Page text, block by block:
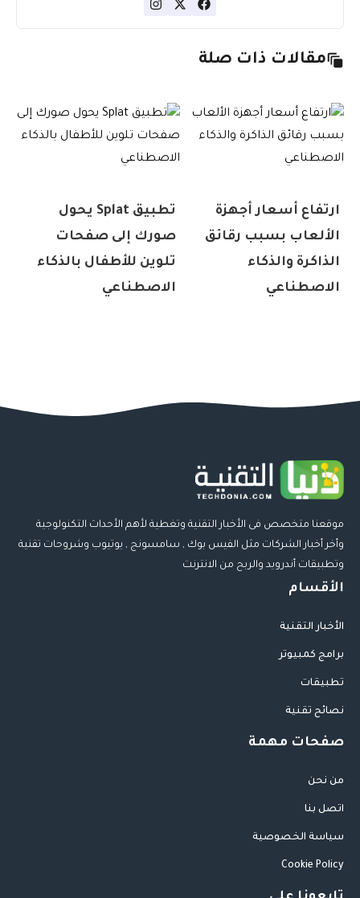
مقالات ذات صلة
ارتفاع أسعار أجهزة
الألعاب بسبب رقائق
الذاكرة والذكاء
الاصطناعي
تطبيق Splat يحول
صورك إلى صفحات
تلوين للأطفال بالذكاء
الاصطناعي
موقعنا متخصص فى الأخبار التقنية وتغطية لأهم الأحداث التكنولوجية
وأخر أخبار الشركات مثل الفيس بوك , سامسونج , يوتيوب وشروحات تقنية
وتطبيقات أندرويد والربح من الانترنت
الأقسام
الأخبار التقنية
برامج كمبيوتر
تطبيقات
نصائح تقنية
صفحات مهمة
من نحن
اتصل بنا
سياسة الخصوصية
Cookie Policy